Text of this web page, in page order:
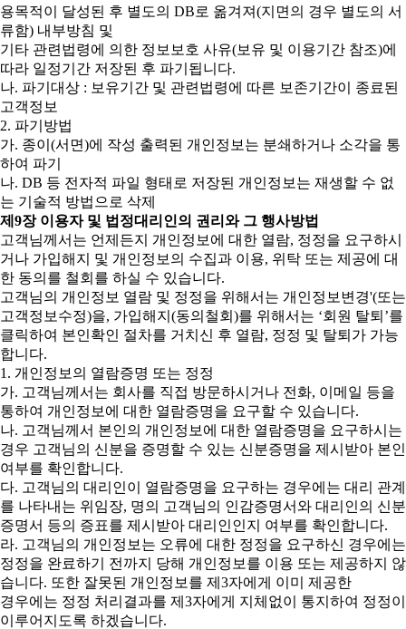
용목적이 달성된 후 별도의 DB로 옮겨져(지면의 경우 별도의 서
류함) 내부방침 및
기타 관련법령에 의한 정보보호 사유(보유 및 이용기간 참조)에
따라 일정기간 저장된 후 파기됩니다.
나. 파기대상 : 보유기간 및 관련법령에 따른 보존기간이 종료된
고객정보
2. 파기방법
가. 종이(서면)에 작성 출력된 개인정보는 분쇄하거나 소각을 통
하여 파기
나. DB 등 전자적 파일 형태로 저장된 개인정보는 재생할 수 없
는 기술적 방법으로 삭제
제9장 이용자 및 법정대리인의 권리와 그 행사방법
고객님께서는 언제든지 개인정보에 대한 열람, 정정을 요구하시
거나 가입해지 및 개인정보의 수집과 이용, 위탁 또는 제공에 대
한 동의를 철회를 하실 수 있습니다.
고객님의 개인정보 열람 및 정정을 위해서는 개인정보변경'(또는
고객정보수정)을, 가입해지(동의철회)를 위해서는 ‘회원 탈퇴’를
클릭하여 본인확인 절차를 거치신 후 열람, 정정 및 탈퇴가 가능
합니다.
1. 개인정보의 열람증명 또는 정정
가. 고객님께서는 회사를 직접 방문하시거나 전화, 이메일 등을
통하여 개인정보에 대한 열람증명을 요구할 수 있습니다.
나. 고객님께서 본인의 개인정보에 대한 열람증명을 요구하시는
경우 고객님의 신분을 증명할 수 있는 신분증명을 제시받아 본인
여부를 확인합니다.
다. 고객님의 대리인이 열람증명을 요구하는 경우에는 대리 관계
를 나타내는 위임장, 명의 고객님의 인감증명서와 대리인의 신분
증명서 등의 증표를 제시받아 대리인인지 여부를 확인합니다.
라. 고객님의 개인정보는 오류에 대한 정정을 요구하신 경우에는
정정을 완료하기 전까지 당해 개인정보를 이용 또는 제공하지 않
습니다. 또한 잘못된 개인정보를 제3자에게 이미 제공한
경우에는 정정 처리결과를 제3자에게 지체없이 통지하여 정정이
이루어지도록 하겠습니다.